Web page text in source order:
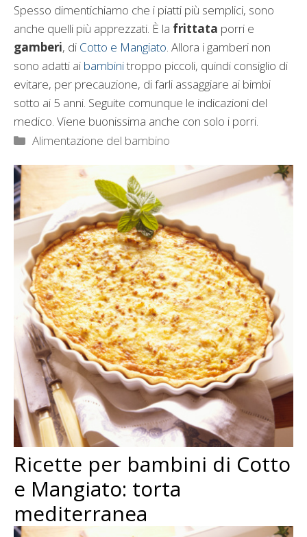
Spesso dimentichiamo che i piatti più semplici, sono
anche quelli più apprezzati. È la frittata porri e
gamberi, di Cotto e Mangiato. Allora i gamberi non
sono adatti ai bambinitroppo piccoli, quindi consiglio di
evitare, per precauzione, di farli assaggiare ai bimbi
sotto ai 5 anni. Seguite comunque le indicazioni del
medico. Viene buonissima anche con solo i porri.
Categorie
Alimentazione del bambino
Ricette per bambini di Cotto
e Mangiato: torta
mediterranea